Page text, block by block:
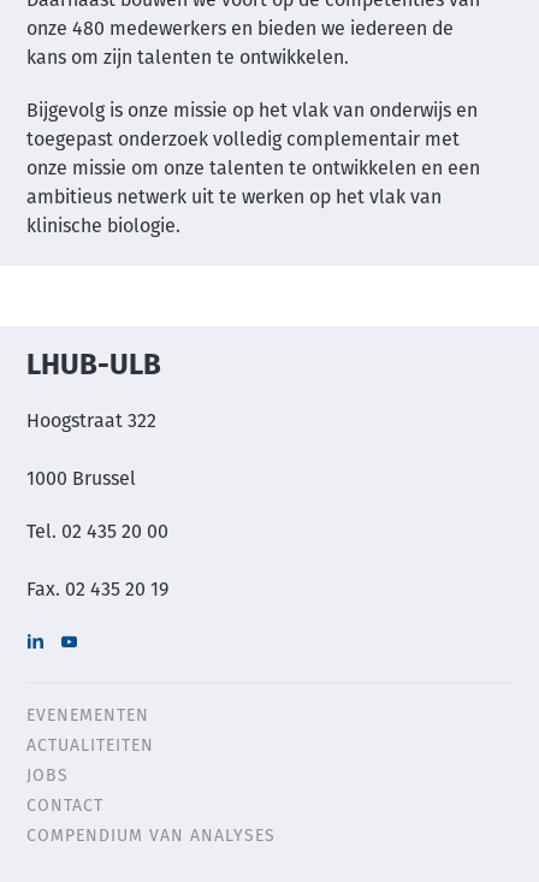
onze 480 medewerkers en bieden we iedereen de
kans om zijn talenten te ontwikkelen.
Bijgevolg is onze missie op het vlak van onderwijs en
toegepast onderzoek volledig complementair met
onze missie om onze talenten te ontwikkelen en een
ambitieus netwerk uit te werken op het vlak van
klinische biologie.
LHUB-ULB
Hoogstraat 322
1000 Brussel
Tel. 02 435 20 00
Fax. 02 435 20 19
Header
menu
EVENEMENTEN
ACTUALITEITEN
JOBS
CONTACT
COMPENDIUM VAN ANALYSES